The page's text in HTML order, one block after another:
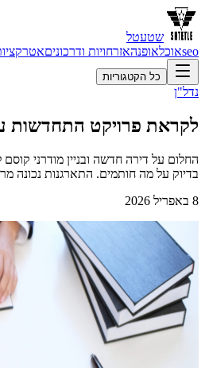
שטעטל
seoאוכלאופנהאזרחויות ודרכונים
כל הקטגוריות
נדל"ן
לקראת פרויקט התחדשות
החלום על דירה חדשה ובניין מודרני
בדיוק על מה חותמים. התארגנות נכונה
8 באפריל 2026